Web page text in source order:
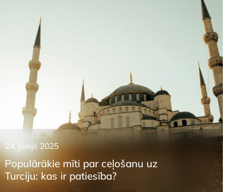
24. jūnijs 2025
Populārākie mīti par ceļošanu uz
Turciju: kas ir patiesība?